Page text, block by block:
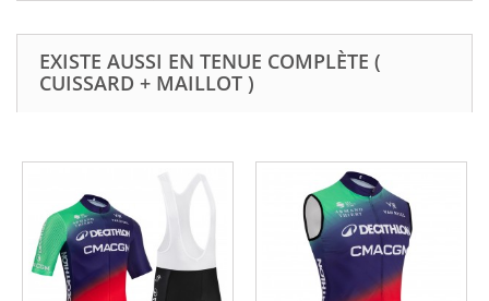
EXISTE AUSSI EN TENUE COMPLÈTE (
CUISSARD + MAILLOT )